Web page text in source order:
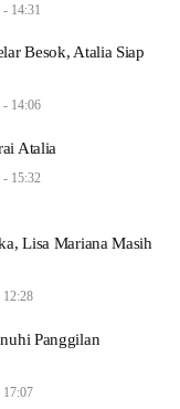
14:31
Besok, Atalia Siap
14:06
Atalia
15:32
Lisa Mariana Masih
Panggilan